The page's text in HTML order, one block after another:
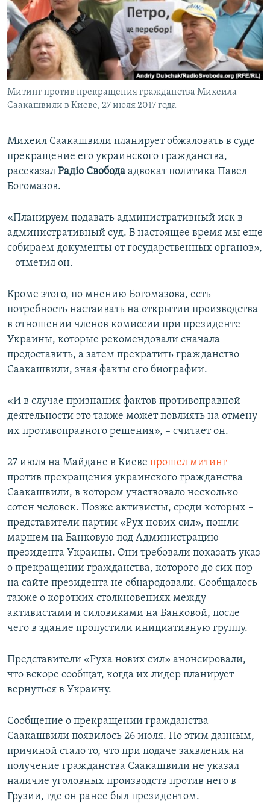
ПОБЕДИТЕЛЕЙ НЕ СУДЯТ?
КРЫМ.НЕПОКОРЕННЫЙ
ELIFBE
УКРАИНСКАЯ ПРОБЛЕМА КРЫМА
ПРИСОЕДИНЯЙТЕСЬ!
Все сайты RFE/RL
Митинг против прекращения гражданства Михеила
Саакашвили в Киеве, 27 июля 2017 года
Михеил Саакашвили планирует обжаловать в суде
прекращение его украинского гражданства,
рассказал Радіо Свобода адвокат политика Павел
Богомазов.
«Планируем подавать административный иск в
административный суд. В настоящее время мы еще
собираем документы от государственных органов»,
– отметил он.
Кроме этого, по мнению Богомазова, есть
потребность настаивать на открытии производства
в отношении членов комиссии при президенте
Украины, которые рекомендовали сначала
предоставить, а затем прекратить гражданство
Саакашвили, зная факты его биографии.
«И в случае признания фактов противоправной
деятельности это также может повлиять на отмену
их противоправного решения», – считает он.
27 июля на Майдане в Киеве прошел митинг
против прекращения украинского гражданства
Саакашвили, в котором участвовало несколько
сотен человек. Позже активисты, среди которых –
представители партии «Рух нових сил», пошли
маршем на Банковую под Администрацию
президента Украины. Они требовали показать указ
о прекращении гражданства, которого до сих пор
на сайте президента не обнародовали. Сообщалось
также о коротких столкновениях между
активистами и силовиками на Банковой, после
чего в здание пропустили инициативную группу.
Представители «Руха нових сил» анонсировали,
что вскоре сообщат, когда их лидер планирует
вернуться в Украину.
Сообщение о прекращении гражданства
Саакашвили появилось 26 июля. По этим данным,
причиной стало то, что при подаче заявления на
получение гражданства Саакашвили не указал
наличие уголовных производств против него в
Грузии, где он ранее был президентом.